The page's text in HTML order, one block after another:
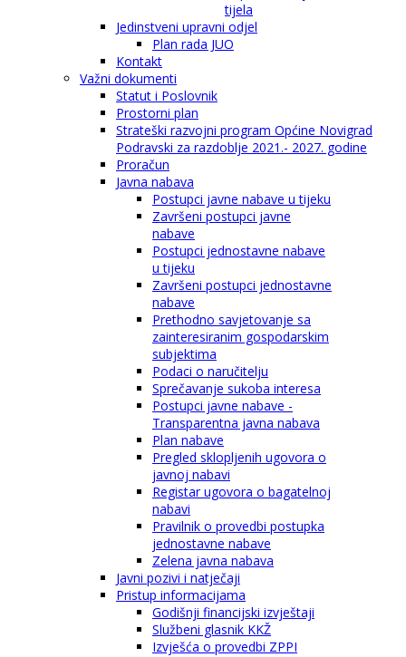
tijela
Jedinstveni upravni odjel
Plan rada JUO
Kontakt
Važni dokumenti
Statut i Poslovnik
Prostorni plan
Strateški razvojni program Općine Novigrad
Podravski za razdoblje 2021.- 2027. godine
Proračun
Javna nabava
Postupci javne nabave u tijeku
Završeni postupci javne
nabave
Postupci jednostavne nabave
u tijeku
Završeni postupci jednostavne
nabave
Prethodno savjetovanje sa
zainteresiranim gospodarskim
subjektima
Podaci o naručitelju
Sprečavanje sukoba interesa
Postupci javne nabave -
Transparentna javna nabava
Plan nabave
Pregled sklopljenih ugovora o
javnoj nabavi
Registar ugovora o bagatelnoj
nabavi
Pravilnik o provedbi postupka
jednostavne nabave
Zelena javna nabava
Javni pozivi i natječaji
Pristup informacijama
Godišnji financijski izvještaji
Službeni glasnik KKŽ
Izvješća o provedbi ZPPI